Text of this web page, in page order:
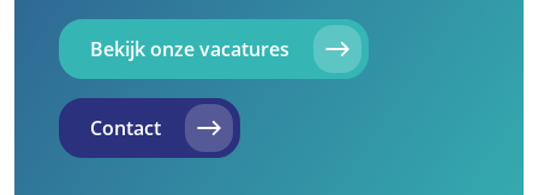
Bekijk onze vacatures
Contact